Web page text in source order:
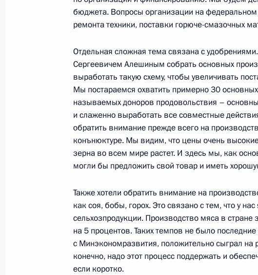
26 января 2004 года, 18:41 Москва, Кремль
Вступительное слово на совещании с
26 января 2004 года, 17:28 Москва, Кремль
24 января 2004 года, суббота
Обращение к иерархам Украинской
Московского патриархата
24 января 2004 года, 16:51 Киев, Киево-Печерская лавра
23 января 2004 года, пятница
Выступление на торжественной церемонии
России на Украине и 350-летия
23 января 2004 года, 15:42 Киев, национальный дворец
бюджета. Вопросы организации на федеральном
ремонта техники, поставки горюче-смазочных
Отдельная сложная тема связана с
Сергеевичем Алешиным собрать основных
выработать такую схему, чтобы увеличивать
Мы постараемся охватить примерно 30
называемых доноров продовольствия –
и слаженно выработать все совместные
обратить внимание прежде всего на
конънюктуре. Мы видим, что цены очень
зерна во всем мире растет. И здесь мы, как
могли бы предложить свой товар и иметь
Также хотели обратить внимание на
как соя, бобы, горох. Это связано с тем, что у
сельхозпродукции. Производство мяса в
на 5 процентов. Таких темпов не было
с Минэкономразвития, положительно сыграл на
конечно, надо этот процесс поддержать и
если коротко.